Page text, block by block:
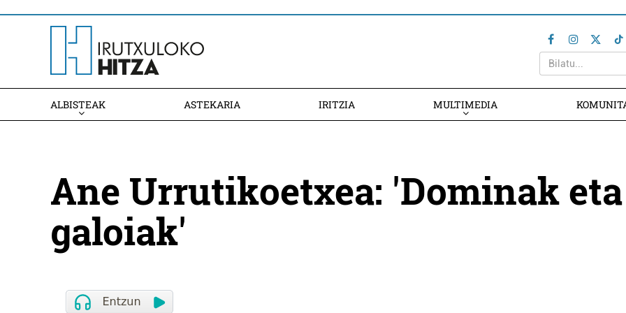
ALBISTEAK ASTEKARIA IRITZIA MULTIMEDIA
Ane Urrutikoetxea: 'Dominak eta
galoiak'